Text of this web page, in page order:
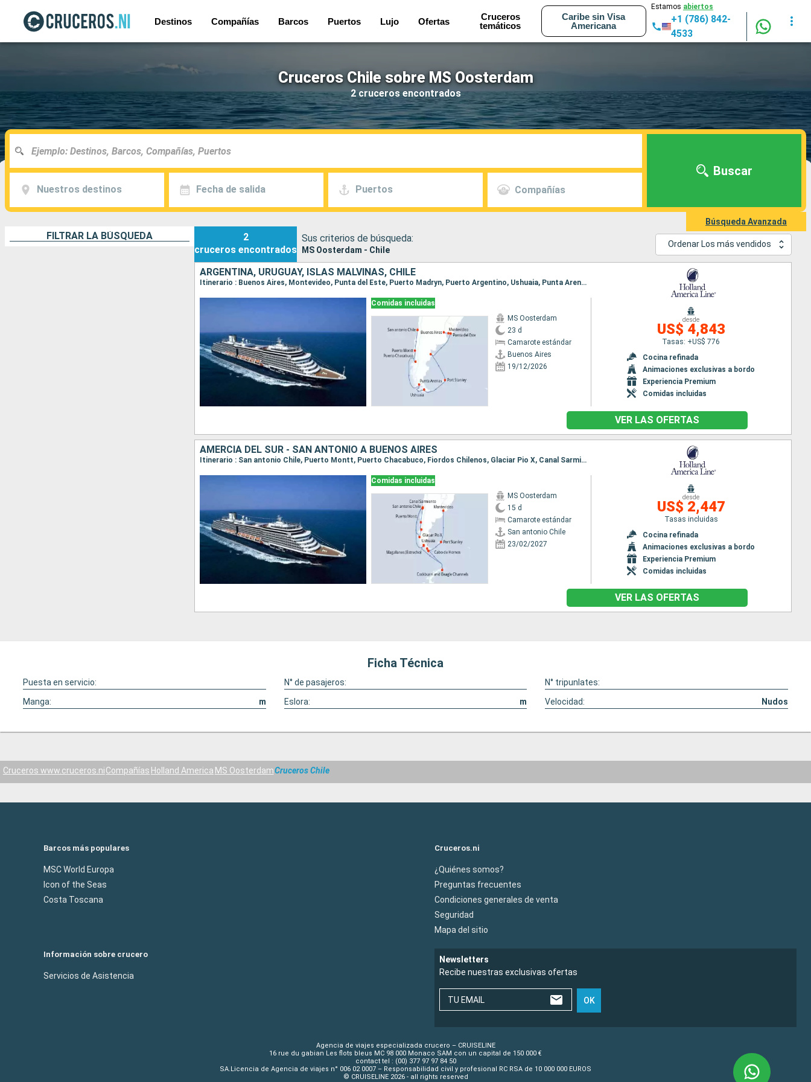
Destinos Compañías Barcos Puertos Lujo Ofertas
Cruceros
temáticos
Caribe sin Visa
Americana
Estamos abiertos
+1 (786) 842-
4533
Cruceros Chile sobre MS Oosterdam
2 cruceros encontrados
Nuestros destinos Fecha de salida Puertos Compañías
Buscar
Búsqueda Avanzada
FILTRAR LA BÚSQUEDA
2
cruceros encontrados
Sus criterios de búsqueda:
MS Oosterdam - Chile
Ordenar Los más vendidos
ARGENTINA, URUGUAY, ISLAS MALVINAS, CHILE
Itinerario : Buenos Aires, Montevideo, Punta del Este, Puerto Madryn, Puerto Argentino, Ushuaia, Punta Arenas, Puerto Chacabuco, Puerto Montt, San antonio Chile
Comidas incluidas
MS Oosterdam
23 d
Camarote estándar
Buenos Aires
19/12/2026
desde
US$ 4,843
Tasas: +US$ 776
Cocina refinada
Animaciones exclusivas a bordo
Experiencia Premium
Comidas incluidas
VER LAS OFERTAS
AMERCIA DEL SUR - SAN ANTONIO A BUENOS AIRES
Itinerario : San antonio Chile, Puerto Montt, Puerto Chacabuco, Fiordos Chilenos, Glaciar Pio X, Canal Sarmiento, Magallanes (Estrecho), Punta Arenas, Cockburn and Beagle Channels, Ushuaia, Cabo de Hornos, Puerto Argentino, Montevideo, Buenos Aires
Comidas incluidas
MS Oosterdam
15 d
Camarote estándar
San antonio Chile
23/02/2027
desde
US$ 2,447
Tasas incluidas
Cocina refinada
Animaciones exclusivas a bordo
Experiencia Premium
Comidas incluidas
VER LAS OFERTAS
Ficha Técnica
Puesta en servicio: N° de pasajeros:
N° tripunlates:
Manga:
m Eslora: m Velocidad: Nudos
Cruceros www.cruceros.niCompañías Holland America MS OosterdamCruceros Chile
Barcos más populares
MSC World Europa
Icon of the Seas
Costa Toscana
Cruceros.ni
¿Quiénes somos?
Preguntas frecuentes
Condiciones generales de venta
Seguridad
Mapa del sitio
Información sobre crucero
Servicios de Asistencia
Newsletters
Recibe nuestras exclusivas ofertas
TU EMAIL OK
Agencia de viajes especializada crucero – CRUISELINE
16 rue du gabian Les flots bleus MC 98 000 Monaco SAM con un capital de 150 000 €
contact tel : (00) 377 97 97 84 50
SA.Licencia de Agencia de viajes n° 006 02 0007 – Responsabilidad civil y profesional RC RSA de 10 000 000 EUROS
© CRUISELINE 2026 - all rights reserved